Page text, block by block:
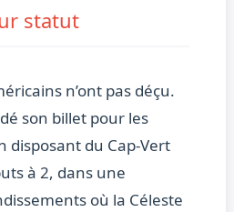
statut
n’ont pas déçu.
son billet pour les
disposant du Cap-Vert
à 2, dans une
où la Céleste